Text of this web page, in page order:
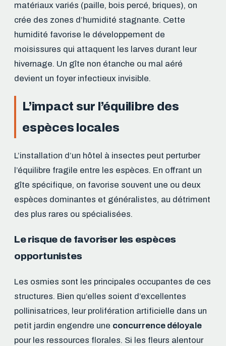
matériaux variés (paille, bois percé, briques), on
crée des zones d’humidité stagnante. Cette
humidité favorise le développement de
moisissures qui attaquent les larves durant leur
hivernage. Un gîte non étanche ou mal aéré
devient un foyer infectieux invisible.
L’impact sur l’équilibre des
espèces locales
L’installation d’un hôtel à insectes peut perturber
l’équilibre fragile entre les espèces. En offrant un
gîte spécifique, on favorise souvent une ou deux
espèces dominantes et généralistes, au détriment
des plus rares ou spécialisées.
Le risque de favoriser les espèces
opportunistes
Les osmies sont les principales occupantes de ces
structures. Bien qu’elles soient d’excellentes
pollinisatrices, leur prolifération artificielle dans un
petit jardin engendre une concurrence déloyale
pour les ressources florales. Si les fleurs alentour